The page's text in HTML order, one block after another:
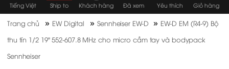
Tiếng Việt Ship to Khách hàng Đã xem Yêu thích Giỏ hàng
Trang chủ » EW Digital »Sennheiser EW-D » EW-D EM (R4-9) Bộ
thu tín 1/2 19" 552-607.8 MHz cho micro cầm tay và bodypack
Sennheiser